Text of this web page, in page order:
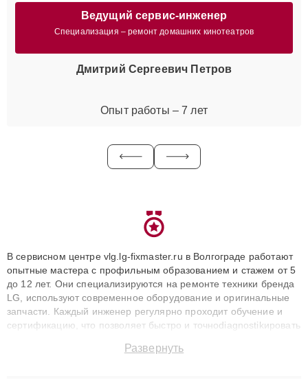
Ведущий сервис-инженер
Специализация – ремонт домашних кинотеатров
Дмитрий Сергеевич Петров
Опыт работы – 7 лет
В сервисном центре vlg.lg-fixmaster.ru в Волгограде работают
опытные мастера с профильным образованием и стажем от 5
до 12 лет. Они специализируются на ремонте техники бренда
LG, используют современное оборудование и оригинальные
запчасти. Каждый инженер регулярно проходит обучение и
сертификацию, что позволяет быстро и точноdiagnostikировать
до 3 лет. Наши мастера решают сложные случаи: от замены
Развернуть